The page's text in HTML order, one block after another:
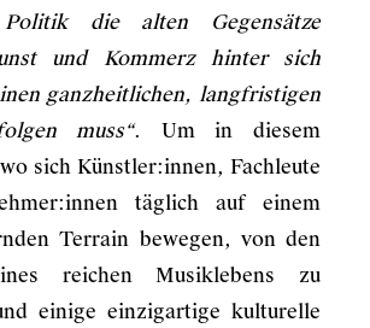
die alten Gegensätze
und Kommerz hinter sich
ganzheitlichen, langfristigen
muss“. Um in diesem
sich Künstler:innen, Fachleute
täglich auf einem
Terrain bewegen, von den
reichen Musiklebens zu
einige einzigartige kulturelle